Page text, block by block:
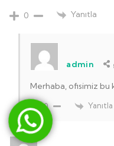
0 Yanıtla
admin
Merhaba, ofisimiz bu
0 Yanıtla